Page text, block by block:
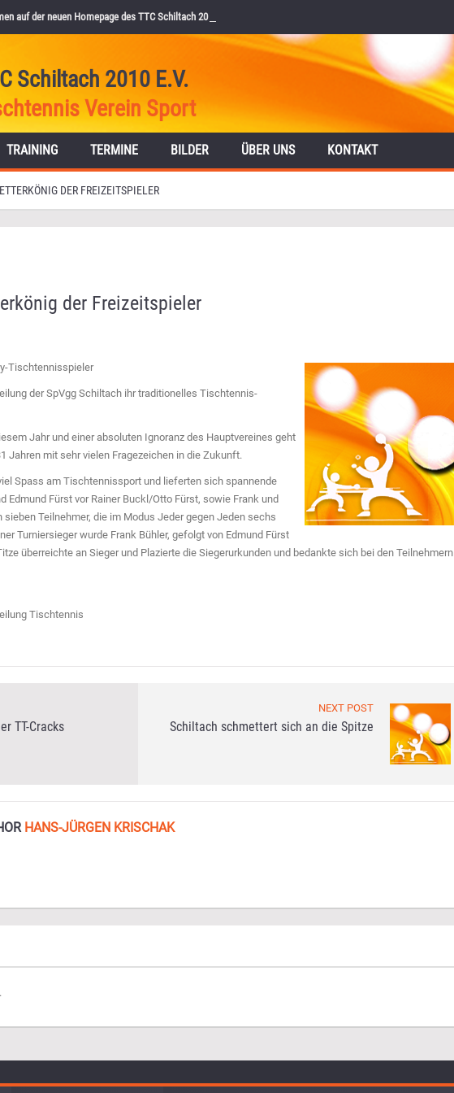
auf der neuen Homepage des TTC Schiltach 2010 e.V.
Schiltach 2010 E.V.
Verein Sport
TRAINING TERMINE BILDER ÜBER UNS KONTAKT
DER FREIZEITSPIELER
der Freizeitspieler
Tischtennisspieler
der SpVgg Schiltach ihr traditionelles Tischtennis-
Jahr und einer absoluten Ignoranz des Hauptvereines geht
Jahren mit sehr vielen Fragezeichen in die Zukunft.
Spass am Tischtennissport und lieferten sich spannende
Edmund Fürst vor Rainer Buckl/Otto Fürst, sowie Frank und
sieben Teilnehmer, die im Modus Jeder gegen Jeden sechs
Turniersieger wurde Frank Bühler, gefolgt von Edmund Fürst
überreichte an Sieger und Plazierte die Siegerurkunden und bedankte sich bei den Teilnehmern
Tischtennis
TT-Cracks
NEXT POST
Schiltach schmettert sich an die Spitze
HANS-JÜRGEN KRISCHAK